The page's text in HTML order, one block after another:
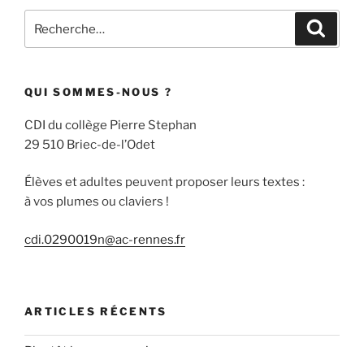
pour
QUI SOMMES-NOUS ?
CDI du collège Pierre Stephan
29 510 Briec-de-l’Odet
Élèves et adultes peuvent proposer leurs textes :
à vos plumes ou claviers !
cdi.0290019n@ac-rennes.fr
ARTICLES RÉCENTS